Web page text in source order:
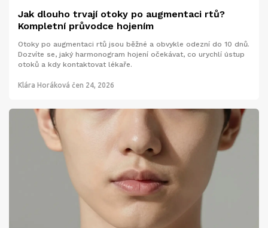
Jak dlouho trvají otoky po augmentaci rtů?
Kompletní průvodce hojením
Otoky po augmentaci rtů jsou běžné a obvykle odezní do 10 dnů.
Dozvíte se, jaký harmonogram hojení očekávat, co urychlí ústup
otoků a kdy kontaktovat lékaře.
Klára Horáková čen 24, 2026